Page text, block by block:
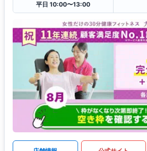
平日 10:00〜13:00